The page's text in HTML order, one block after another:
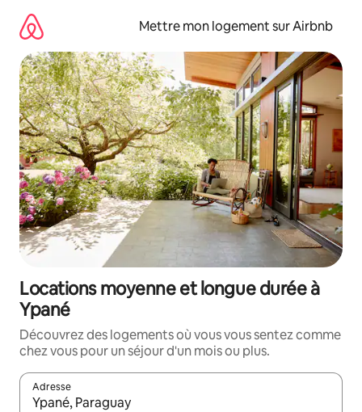
directement
contenu
Mettre mon logement sur Airbnb
Locations moyenne et longue durée à
Ypané
Découvrez des logements où vous vous sentez comme
chez vous pour un séjour d'un mois ou plus.
Adresse
Lorsque les résultats s'affichent, utilisez les flèches vers le